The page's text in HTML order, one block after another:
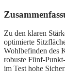
Zu den klaren
optimierte
Wohlbefinden des
robuste Fünf-
im Test hohe